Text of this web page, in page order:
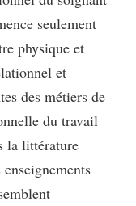
seulement
physique et
et
des métiers de
du travail
la littérature